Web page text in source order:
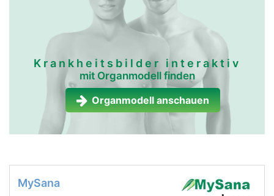
Krankheitsbilder interaktiv
mit Organmodell finden
Organmodell anschauen
MySana